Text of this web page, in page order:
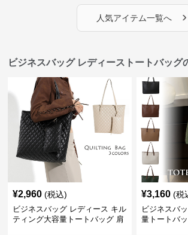
人気アイテム一覧へ ›
ビジネスバッグ レディーストートバッグ
¥2,960 (税込)
ビジネスバッグ レディース キル
ティング大容量トートバッグ 肩
¥3,160 (税
ビジネスバ
量トートバ